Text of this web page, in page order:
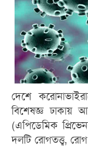
দেশে
বিশেষজ্ঞ ঢাকায়
(এপিডেমিক
দলটি রোগতত্ত্ব,